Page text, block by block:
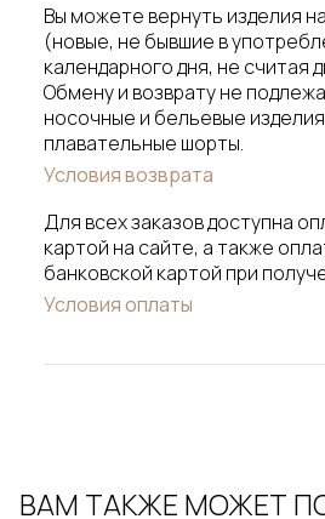
Вы можете вернуть изделия
(новые, не бывшие в
календарного дня, не считая
Обмену и возврату не
носочные и бельевые
плавательные шорты.
Условия возврата
Для всех заказов доступна
картой на сайте, а также
банковской картой при
Условия оплаты
ВАМ ТАКЖЕ МОЖЕТ